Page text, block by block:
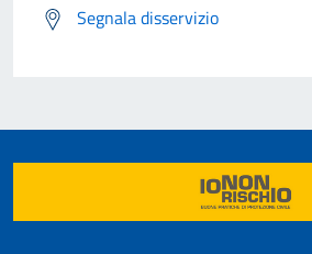
Segnala disservizio